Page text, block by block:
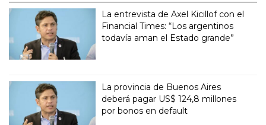
La entrevista de Axel Kicillof con el
Financial Times: “Los argentinos
todavía aman el Estado grande”
La provincia de Buenos Aires
deberá pagar US$ 124,8 millones
por bonos en default